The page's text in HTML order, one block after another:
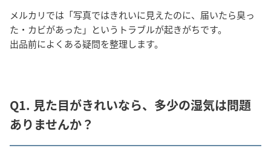
メルカリでは「写真ではきれいに見えたのに、届いたら臭っ
た・カビがあった」というトラブルが起きがちです。
出品前によくある疑問を整理します。
Q1. 見た目がきれいなら、多少の湿気は問題
ありませんか？